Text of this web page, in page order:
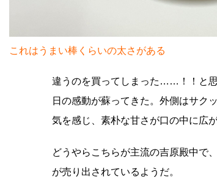
これはうまい棒くらいの太さがある
違うのを買ってしまった……！！と
日の感動が蘇ってきた。外側はサク
気を感じ、素朴な甘さが口の中に広
どうやらこちらが主流の吉原殿中で
が売り出されているようだ。